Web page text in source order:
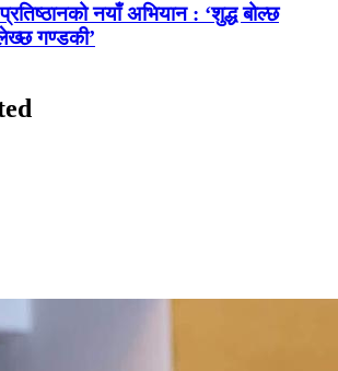
नयाँ अभियान : ‘शुद्ध बोल्छ
गण्डकी’